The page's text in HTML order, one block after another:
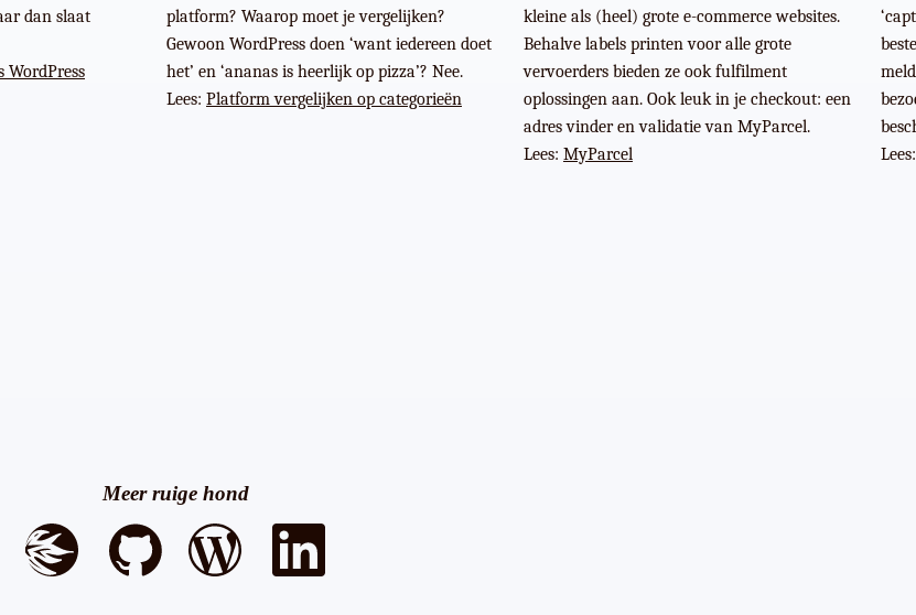
dan slaat
WordPress
platform? Waarop moet je vergelijken?
Gewoon WordPress doen ‘want iedereen doet
het’ en ‘ananas is heerlijk op pizza’? Nee.
Lees: Platform vergelijken op categorieën
kleine als (heel) grote e-commerce websites.
Behalve labels printen voor alle grote
vervoerders bieden ze ook fulfilment
oplossingen aan. Ook leuk in je checkout: een
adres vinder en validatie van MyParcel.
Lees: MyParcel
Meer ruige hond